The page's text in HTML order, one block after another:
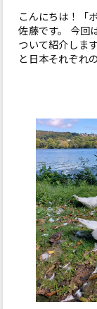
こんにちは！「
佐藤です。 今回
ついて紹介しま
と日本それぞれ